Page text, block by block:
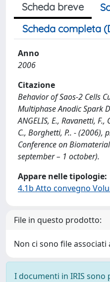
Scheda breve
Scheda completa
Anno
2006
Citazione
Behavior of Saos-2 Cells
Multiphase Anodic Spark
ANGELIS, E., Ravanetti,
C., Borghetti, P.. - (2006),
Conference on
september – 1 october).
Appare nelle tipologie:
4.1b Atto convegno
File in questo prodotto:
Non ci sono file
I documenti in IRIS